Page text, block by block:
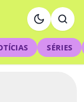
SÉRIES